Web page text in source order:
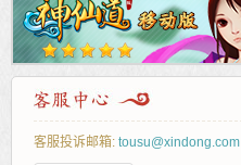
客服投诉邮箱: tousu@xindong.com